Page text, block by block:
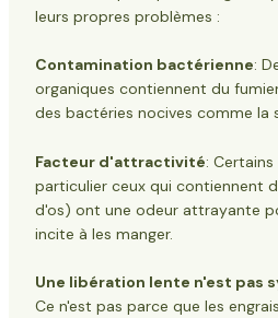
leurs propres problèmes :
Contamination bactérienne:
organiques contiennent du
des bactéries nocives comme la
Facteur d'attractivité:
particulier ceux qui contiennent
d'os) ont une odeur attrayante
incite à les manger.
Une libération lente n'est pas
Ce n'est pas parce que les